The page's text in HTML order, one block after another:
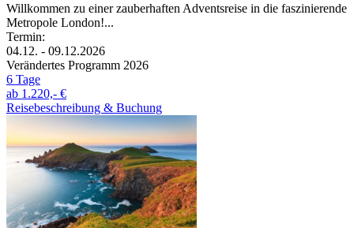
Willkommen zu einer zauberhaften Adventsreise in die faszinierende
Metropole London!...
Termin:
04.12. - 09.12.2026
Verändertes Programm 2026
6 Tage
ab 1.220,- €
Reisebeschreibung & Buchung